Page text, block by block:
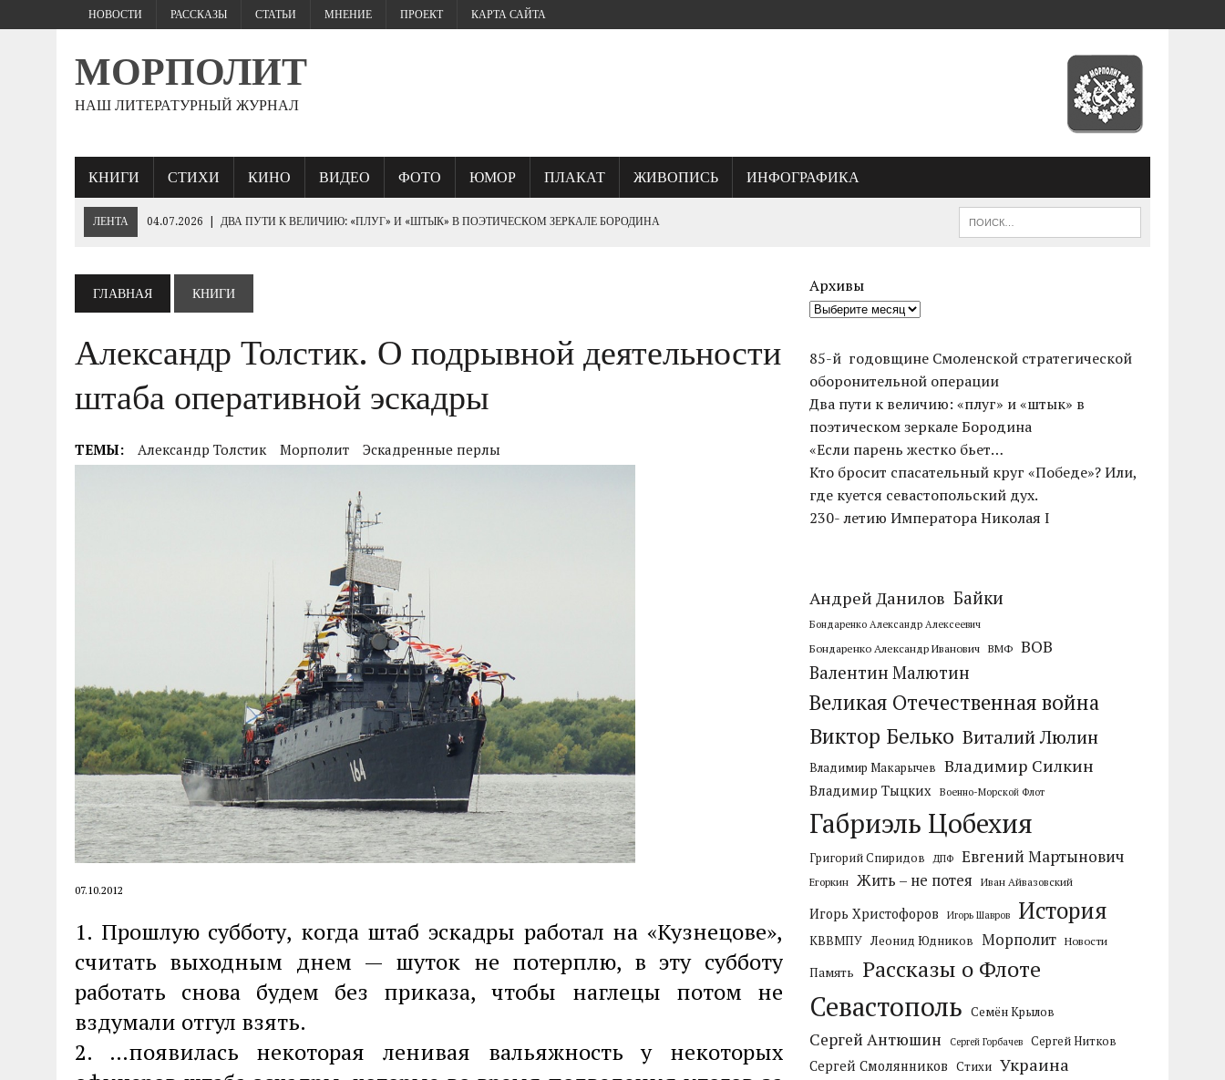
НОВОСТИ РАССКАЗЫ СТАТЬИ МНЕНИЕ ПРОЕКТ КАРТА САЙТА
МОРПОЛИТ
НАШ ЛИТЕРАТУРНЫЙ ЖУРНАЛ
КНИГИ СТИХИ КИНО ВИДЕО ФОТО ЮМОР ПЛАКАТ ЖИВОПИСЬ ИНФОГРАФИКА
ЛЕНТА 04.07.2026 ДВА ПУТИ К ВЕЛИЧИЮ: «ПЛУГ» И «ШТЫК» В ПОЭТИЧЕСКОМ ЗЕРКАЛЕ БОРОДИНА
19.06.2026 | 230- ЛЕТИЮ ИМПЕРАТОРА НИКОЛАЯ I
ЕВРОПЕЙСКИЕ ВАРВАРЫ РУКАМИ ЗЕЛЕНСКОГО УНИЧТОЖИЛИ ВЕЛИКИЙ ШЕДЕВР ФРАНЦА РУБО ПАНОРАМУ
«ОБОРОНА СЕВАСТОПОЛЯ 1854–1855 ГГ.».
03.06.2026 | ГЕНЕРАЛ ШТУРМ: ПОЛКОВОДЧЕСКОЕ ИСКУССТВО ВАСИЛИЯ ЧУЙКОВА ПРИ ВЗЯТИИ БЕРЛИНА
ГЛАВНАЯ КНИГИ
Александр Толстик. О подрывной деятельности
штаба оперативной эскадры
ТЕМЫ: Александр Толстик Морполит Эскадренные перлы
07.10.2012
1. Прошлую субботу, когда штаб эскадры работал на «Кузнецове»,
считать выходным днем — шуток не потерплю, в эту субботу
работать снова будем без приказа, чтобы наглецы потом не
вздумали отгул взять.
2. …появилась некоторая ленивая вальяжность у некоторых
Архивы
85-й годовщине Смоленской стратегической
оборонительной операции
Два пути к величию: «плуг» и «штык» в
поэтическом зеркале Бородина
«Если парень жестко бьет…
Кто бросит спасательный круг «Победе»? Или,
где куется севастопольский дух.
230- летию Императора Николая I
Андрей Данилов Байки
Бондаренко Александр Алексеевич
Бондаренко Александр Иванович ВМФ ВОВ
Валентин Малютин
Великая Отечественная война
Виктор Белько Виталий Люлин
Владимир Макарычев Владимир Силкин
Владимир Тыцких Военно-Морской Флот
Габриэль Цобехия
Григорий Спиридов ДПФ Евгений Мартынович
Егоркин Жить – не потея Иван Айвазовский
Игорь Христофоров Игорь Шавров История
КВВМПУ Леонид Юдников Морполит Новости
Память Рассказы о Флоте
Севастополь Семён Крылов
Сергей Антюшин Сергей Горбачев Сергей Нитков
Сергей Смолянников Стихи Украина